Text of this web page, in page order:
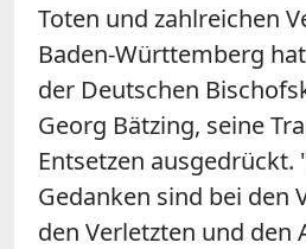
Toten und zahlreichen
Baden-Württemberg
der Deutschen
Georg Bätzing, seine
Entsetzen ausgedrückt.
Gedanken sind bei den
den Verletzten und den